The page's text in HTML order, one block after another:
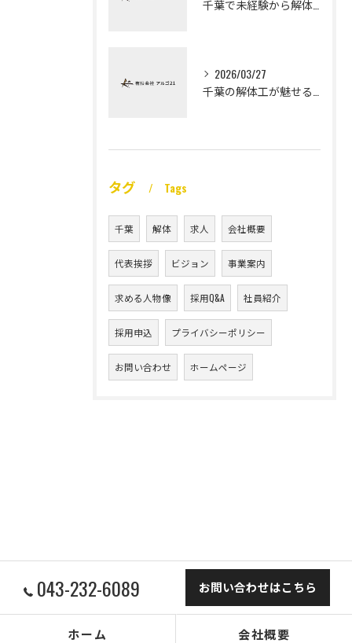
2026/03/27
タグ Tags
千葉 解体 求人 会社概要
代表挨拶 ビジョン 事業案内
求める人物像 採用Q&A 社員紹介
採用申込 プライバシーポリシー
お問い合わせ ホームページ
043-232-6089 お問い合わせはこちら
ホーム 会社概要